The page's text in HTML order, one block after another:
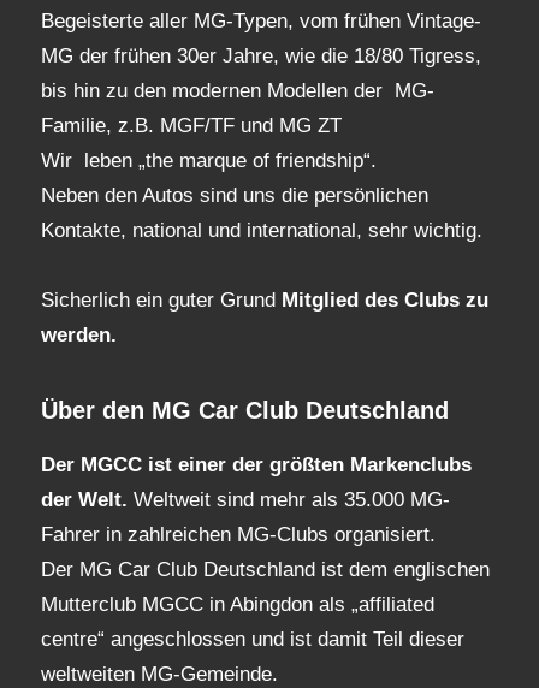
Begeisterte aller MG-Typen, vom frühen Vintage-
MG der frühen 30er Jahre, wie die 18/80 Tigress,
bis hin zu den modernen Modellen der MG-
Familie, z.B. MGF/TF und MG ZT
Wir leben „the marque of friendship“.
Neben den Autos sind uns die persönlichen
Kontakte, national und international, sehr wichtig.
Sicherlich ein guter Grund Mitglied des Clubs zu
werden.
Über den MG Car Club Deutschland
Der MGCC ist einer der größten Markenclubs
der Welt. Weltweit sind mehr als 35.000 MG-
Fahrer in zahlreichen MG-Clubs organisiert.
Der MG Car Club Deutschland ist dem englischen
Mutterclub MGCC in Abingdon als „affiliated
centre“ angeschlossen und ist damit Teil dieser
weltweiten MG-Gemeinde.